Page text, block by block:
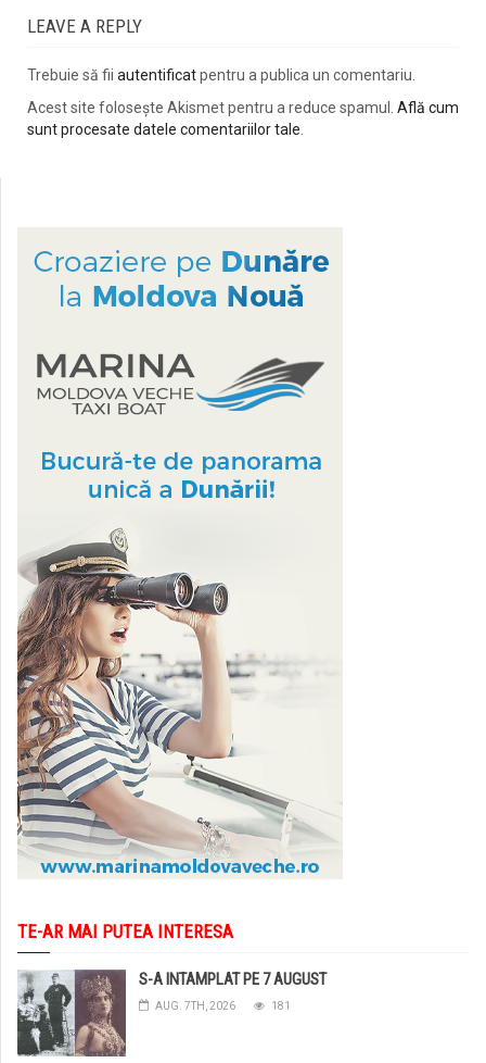
LEAVE A REPLY
Trebuie să fii autentificatpentru a publica un comentariu.
Acest site folosește Akismet pentru a reduce spamul. Află cum
sunt procesate datele comentariilor tale
TE-AR MAI PUTEA INTERESA
S-A INTAMPLAT PE 7 AUGUST
AUG. 7TH, 2026 181